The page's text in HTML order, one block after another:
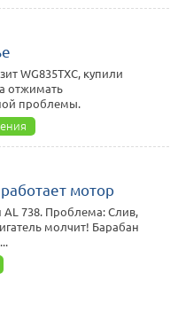
WG835TXC, купили
отжимать
проблемы.
мотор
AL 738. Проблема: Слив,
молчит! Барабан